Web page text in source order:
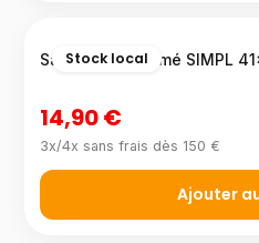
Stock local
Sac à dos imprimé SIMPL
14,90 €
3x/4x sans frais dès 150 €
Ajouter